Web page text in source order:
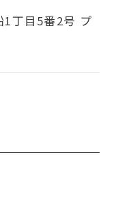
丁目5番2号 プ